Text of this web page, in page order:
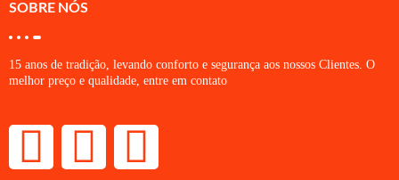
SOBRE NÓS
15 anos de tradição, levando conforto e segurança aos nossos Clientes. O
melhor preço e qualidade, entre em contato